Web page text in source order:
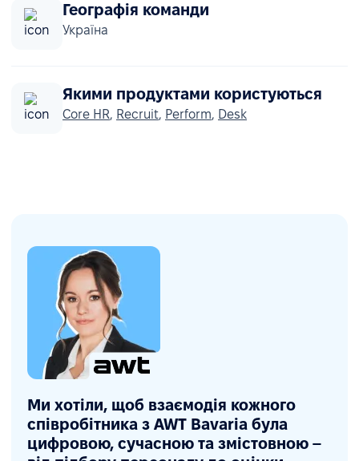
Географія команди
Україна
Якими продуктами користуються
Core HR, Recruit, Perform, Desk
Ми хотіли, щоб взаємодія кожного
співробітника з AWT Bavaria була
цифровою, сучасною та змістовною –